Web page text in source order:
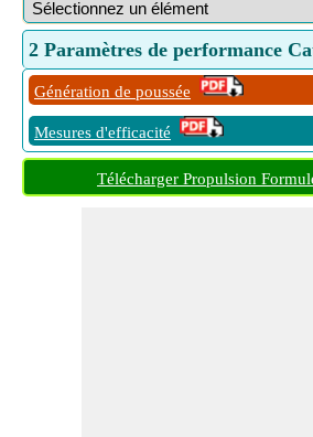
2 Paramètres de performance
Génération de poussée
Mesures d'efficacité
Télécharger Propulsion